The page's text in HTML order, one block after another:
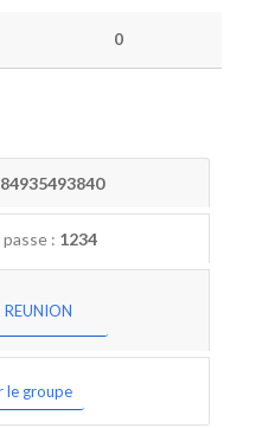
0
84935493840
: 1234
REUNION
le groupe